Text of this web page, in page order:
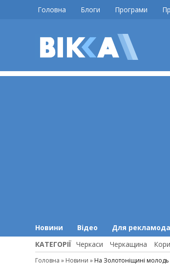
Головна Блоги Програми
Новини Відео Для
КАТЕГОРІЇ Черкаси Черкащина
Головна » Новини » На Золотоніщині молодь